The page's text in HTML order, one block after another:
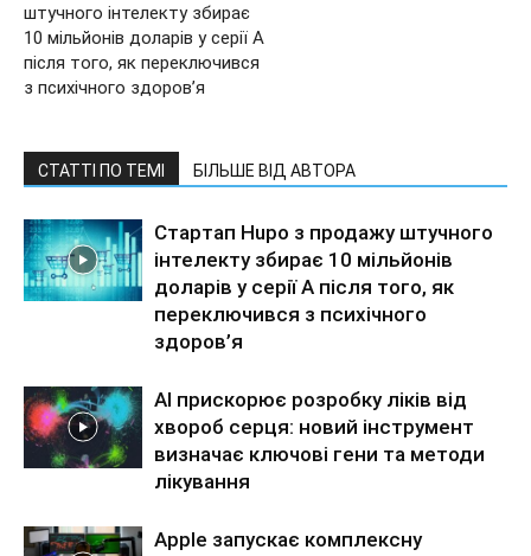
штучного інтелекту збирає
10 мільйонів доларів у серії A
після того, як переключився
з психічного здоров’я
СТАТТІ ПО ТЕМІ БІЛЬШЕ ВІД АВТОРА
Стартап Hupo з продажу штучного
інтелекту збирає 10 мільйонів
доларів у серії A після того, як
переключився з психічного
здоров’я
AI прискорює розробку ліків від
хвороб серця: новий інструмент
визначає ключові гени та методи
лікування
Apple запускає комплексну